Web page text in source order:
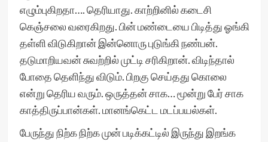
எழும்புகிறதா…. தெரியாது. காற்றினில் கடைசி
கெஞ்சலை வரைகிறது. பின் மண்டையை பிடித்து ஓங்கி
தள்ளி விடுகிறான் இன்னொரு புடுங்கி நண்பன்.
தடுமாறியவன் சுவற்றில் முட்டி சரிகிறான். விடிந்தால்
போதை தெளிந்து விடும். பிறகு செய்தது கொலை
என்று தெரிய வரும். ஒருத்தன் சாக… மூன்று பேர் சாக
காத்திருப்பான்கள். மானங்கெட்ட மடப்பயல்கள்.
பேருந்து நிற்க நிற்க முன் படிக்கட்டில் இருந்து இறங்க